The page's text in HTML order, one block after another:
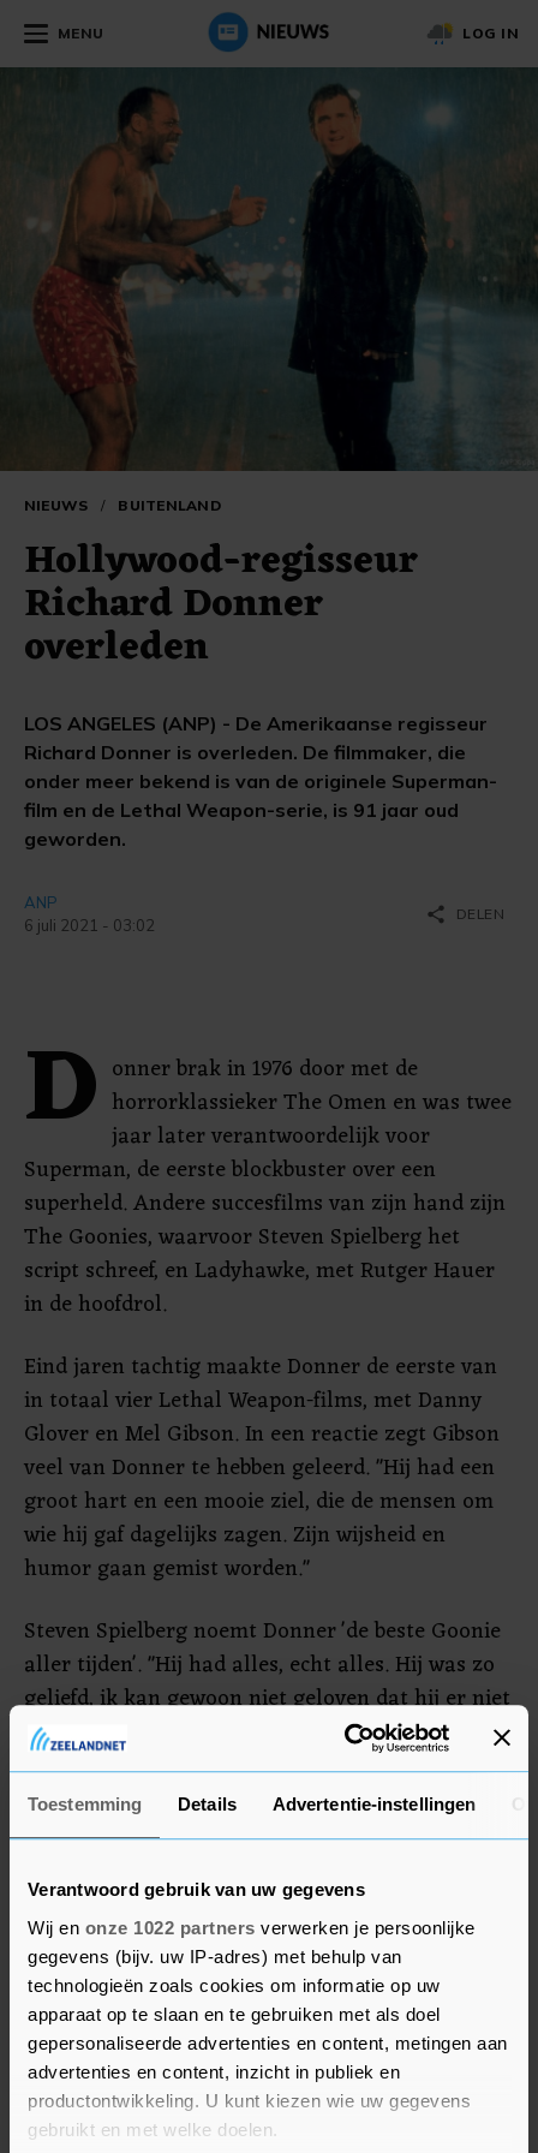
Toestemming Details Advertentie-instellingen
Verantwoord gebruik van uw gegevens
Wij en onze 1022 partners verwerken je persoonlijke
gegevens (bijv. uw IP-adres) met behulp van
technologieën zoals cookies om informatie op uw
apparaat op te slaan en te gebruiken met als doel
gepersonaliseerde advertenties en content, metingen aan
advertenties en content, inzicht in publiek en
productontwikkeling. U kunt kiezen wie uw gegevens
gebruikt en met welke doelen.
MENU LOG IN
NIEUWS / BUITENLAND
Hollywood-regisseur
Richard Donner
overleden
LOS ANGELES (ANP) - De Amerikaanse regisseur
Richard Donner is overleden. De filmmaker, die
onder meer bekend is van de originele Superman-
film en de Lethal Weapon-serie, is 91 jaar oud
geworden.
ANP
6 juli 2021 - 03:02
share DELEN
D onner brak in 1976 door met de
horrorklassieker The Omen en was twee
jaar later verantwoordelijk voor
Superman, de eerste blockbuster over een
superheld. Andere succesfilms van zijn hand zijn
The Goonies, waarvoor Steven Spielberg het
script schreef, en Ladyhawke, met Rutger Hauer
in de hoofdrol.
Eind jaren tachtig maakte Donner de eerste van
in totaal vier Lethal Weapon-films, met Danny
Glover en Mel Gibson. In een reactie zegt Gibson
veel van Donner te hebben geleerd. "Hij had een
groot hart en een mooie ziel, die de mensen om
wie hij gaf dagelijks zagen. Zijn wijsheid en
humor gaan gemist worden."
Steven Spielberg noemt Donner 'de beste Goonie
aller tijden'. "Hij had alles, echt alles. Hij was zo
geliefd, ik kan gewoon niet geloven dat hij er niet
meer is", aldus de regisseur.
Donner regisseerde zijn laatste film in 2006: 16
Blocks, met Bruce Willis. In 2009 produceerde hij